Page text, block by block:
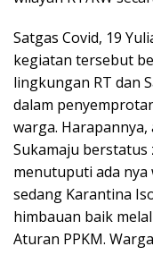
Satgas Covid, 19
kegiatan tersebut
lingkungan RT dan
dalam
warga. Harapannya,
Sukamaju berstatus
menutuputi ada nya
sedang Karantina
himbauan baik
Aturan PPKM.